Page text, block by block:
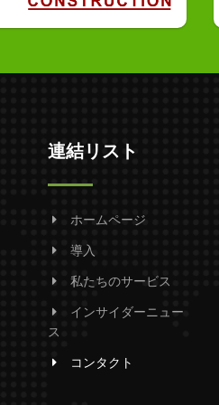
連結リスト
ホームページ
導入
私たちのサービス
インサイダーニュー
ス
コンタクト